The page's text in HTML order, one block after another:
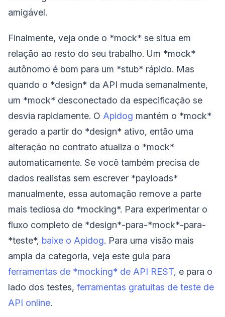
amigável.
Finalmente, veja onde o *mock* se situa em
relação ao resto do seu trabalho. Um *mock*
autônomo é bom para um *stub* rápido. Mas
quando o *design* da API muda semanalmente,
um *mock* desconectado da especificação se
desvia rapidamente. O Apidog mantém o *mock*
gerado a partir do *design* ativo, então uma
alteração no contrato atualiza o *mock*
automaticamente. Se você também precisa de
dados realistas sem escrever *payloads*
manualmente, essa automação remove a parte
mais tediosa do *mocking*. Para experimentar o
fluxo completo de *design*-para-*mock*-para-
*teste*, baixe o Apidog. Para uma visão mais
ampla da categoria, veja este guia para
ferramentas de *mocking* de API REST, e para o
lado dos testes, ferramentas gratuitas de teste de
API online.